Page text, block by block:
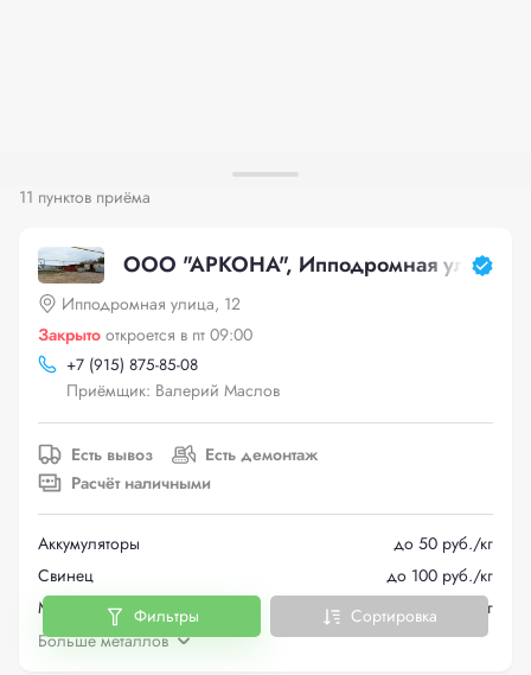
11 пунктов приёма
ООО "АРКОНА", Ипподромная улица,
Ипподромная улица, 12
Закрыто откроется в пт 09:00
+7 (915) 875-85-08
Приёмщик: Валерий Маслов
Есть вывоз
Есть демонтаж
Расчёт наличными
Аккумуляторы
до 50 руб./кг
Свинец
до 100 руб./кг
Медь
до 650 руб./кг
Больше металлов
Фильтры Сортировка